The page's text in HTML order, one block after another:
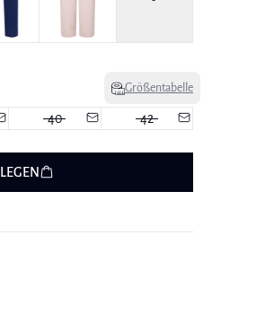
Größentabelle
40
42